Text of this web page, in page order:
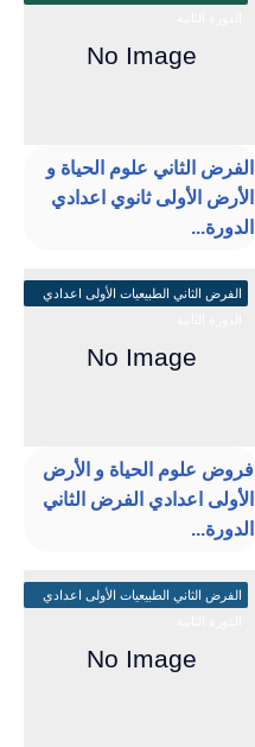
الفرض الثاني علوم الحياة و
الأرض الأولى ثانوي اعدادي
الدورة...
الفرض الثاني الطبيعيات الأولى اعدادي
فروض علوم الحياة و الأرض
الأولى اعدادي الفرض الثاني
الدورة...
الفرض الثاني الطبيعيات الأولى اعدادي